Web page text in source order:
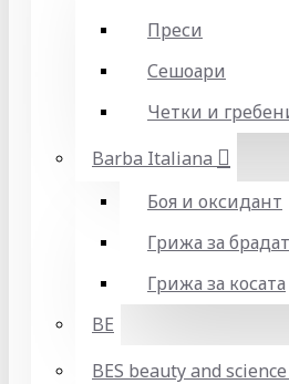
Преси
Сешоари
Четки и
Barba Italiana
Боя и оксидант
Грижа за
Грижа за косата
BE
BES beauty and science